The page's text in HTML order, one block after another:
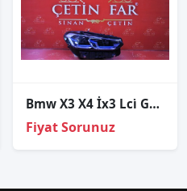
Bmw X3 X4 İx3 Lci̇ G01 G08 Lazer Sağ Far Laser Sağ Far 5a0e612-04
Fiyat Sorunuz